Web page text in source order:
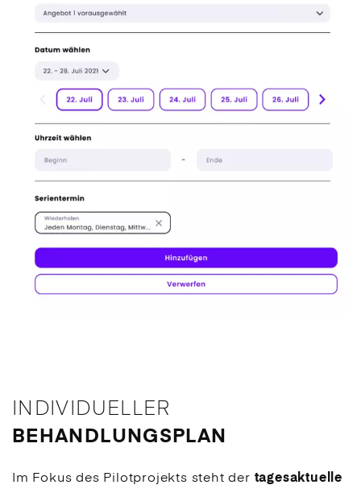
INDIVIDUELLER
BEHANDLUNGSPLAN
Im Fokus des Pilotprojekts steht der tagesaktuelle